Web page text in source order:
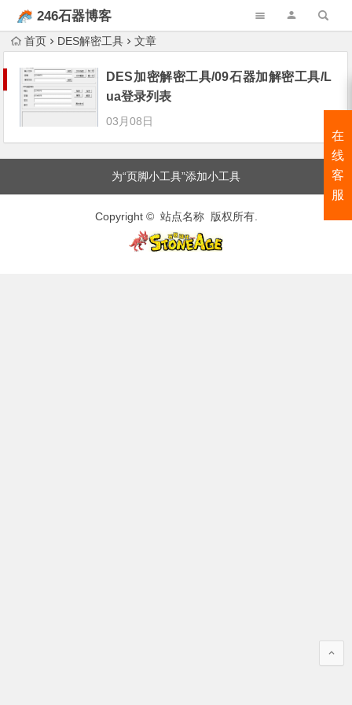
246石器博客
首页 DES解密工具 文章
DES加密解密工具/09石器加解密工具/L
ua登录列表
03月08日
在
线
客
服
为“页脚小工具”添加小工具
Copyright © 站点名称 版权所有.